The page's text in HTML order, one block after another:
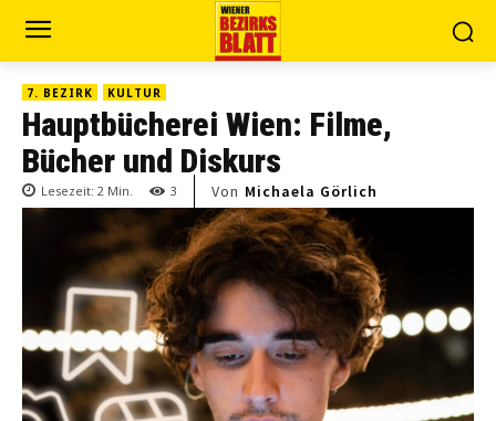
7. BEZIRK KULTUR
Hauptbücherei Wien: Filme,
Bücher und Diskurs
Lesezeit: 2 Min. 3 Von Michaela Görlich